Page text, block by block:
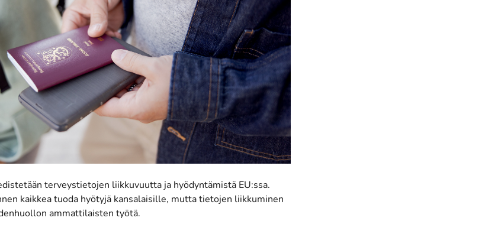
terveystietojen liikkuvuutta ja hyödyntämistä EU:ssa.
kaikkea tuoda hyötyjä kansalaisille, mutta tietojen liikkuminen
ammattilaisten työtä.